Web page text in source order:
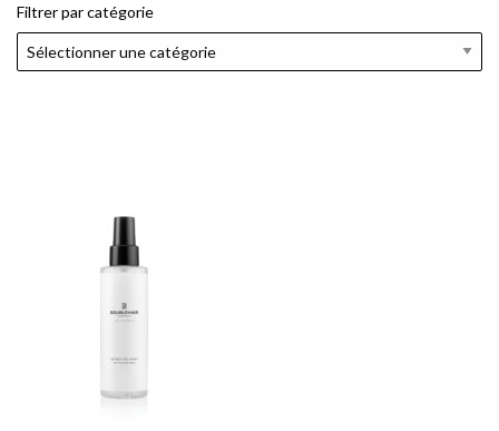
Filtrer par catégorie